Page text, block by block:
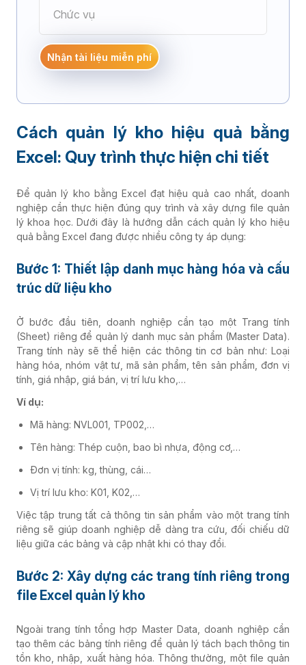
Điện tử
Bao bì - In ấn
Dược phẩm
Phân phối - Bán lẻ
F&B
Vật liệu xây dựng
Nhận tài liệu miễn phí
Cách quản lý kho hiệu quả bằng
Excel: Quy trình thực hiện chi tiết
Để quản lý kho bằng Excel đạt hiệu quả cao nhất, doanh
nghiệp cần thực hiện đúng quy trình và xây dựng file quản
lý khoa học. Dưới đây là hướng dẫn cách quản lý kho hiệu
quả bằng Excel đang được nhiều công ty áp dụng:
Bước 1: Thiết lập danh mục hàng hóa và cấu
trúc dữ liệu kho
Ở bước đầu tiên, doanh nghiệp cần tạo một Trang tính
(Sheet) riêng để quản lý danh mục sản phẩm (Master Data).
Trang tính này sẽ thể hiện các thông tin cơ bản như: Loại
hàng hóa, nhóm vật tư, mã sản phẩm, tên sản phẩm, đơn vị
tính, giá nhập, giá bán, vị trí lưu kho,…
Ví dụ:
Mã hàng: NVL001, TP002,…
Tên hàng: Thép cuộn, bao bì nhựa, động cơ,…
Đơn vị tính: kg, thùng, cái…
Vị trí lưu kho: K01, K02,…
Việc tập trung tất cả thông tin sản phẩm vào một trang tính
riêng sẽ giúp doanh nghiệp dễ dàng tra cứu, đối chiếu dữ
liệu giữa các bảng và cập nhật khi có thay đổi.
Bước 2: Xây dựng các trang tính riêng trong
file Excel quản lý kho
Ngoài trang tính tổng hợp Master Data, doanh nghiệp cần
tạo thêm các bảng tính riêng để quản lý tách bạch thông tin
tồn kho, nhập, xuất hàng hóa. Thông thường, một file quản